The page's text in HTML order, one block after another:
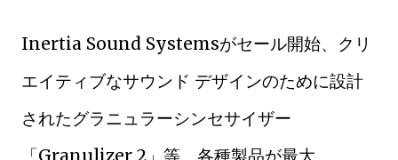
Inertia Sound Systemsがセール開始、クリ
エイティブなサウンド デザインのために設計
されたグラニュラーシンセサイザー
「Granulizer 2」等、各種製品が最大